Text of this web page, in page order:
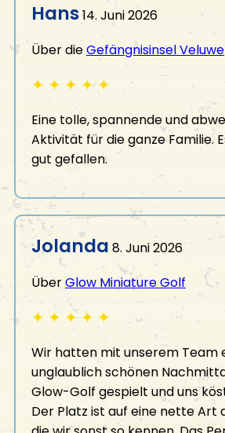
Hans14. Juni 2026
Über dieGefängnisinsel Veluwe
✦ ✦ ✦ ✦ ✦
Eine tolle, spannende und
Aktivität für die ganze Familie.
gut gefallen.
Jolanda 8. Juni 2026
ÜberGlow Miniature Golf
✦ ✦ ✦ ✦ ✦
Wir hatten mit unserem Team
unglaublich schönen
Glow-Golf gespielt und uns
Der Platz ist auf eine nette Art